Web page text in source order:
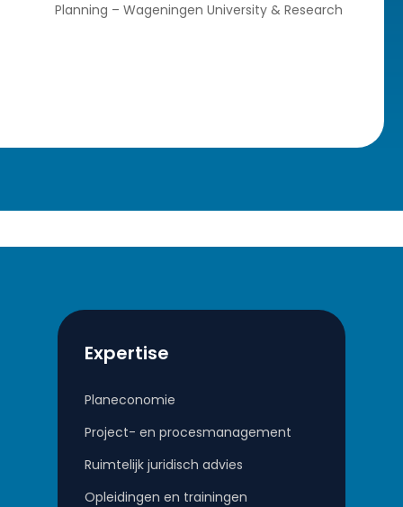
Planning – Wageningen University & Research
Expertise
Planeconomie
Project- en procesmanagement
Ruimtelijk juridisch advies
Opleidingen en trainingen